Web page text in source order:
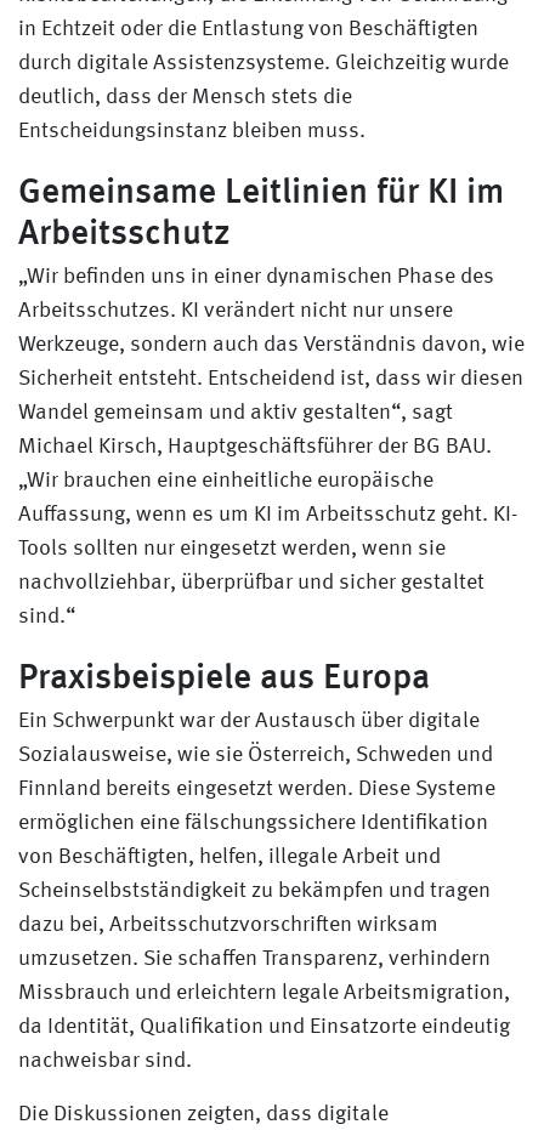
in Echtzeit oder die Entlastung von Beschäftigten
durch digitale Assistenzsysteme. Gleichzeitig wurde
deutlich, dass der Mensch stets die
Entscheidungsinstanz bleiben muss.
Gemeinsame Leitlinien für KI im
Arbeitsschutz
„Wir befinden uns in einer dynamischen Phase des
Arbeitsschutzes. KI verändert nicht nur unsere
Werkzeuge, sondern auch das Verständnis davon, wie
Sicherheit entsteht. Entscheidend ist, dass wir diesen
Wandel gemeinsam und aktiv gestalten“, sagt
Michael Kirsch, Hauptgeschäftsführer der BG BAU.
„Wir brauchen eine einheitliche europäische
Auffassung, wenn es um KI im Arbeitsschutz geht. KI-
Tools sollten nur eingesetzt werden, wenn sie
nachvollziehbar, überprüfbar und sicher gestaltet
sind.“
Praxisbeispiele aus Europa
Ein Schwerpunkt war der Austausch über digitale
Sozialausweise, wie sie Österreich, Schweden und
Finnland bereits eingesetzt werden. Diese Systeme
ermöglichen eine fälschungssichere Identifikation
von Beschäftigten, helfen, illegale Arbeit und
Scheinselbstständigkeit zu bekämpfen und tragen
dazu bei, Arbeitsschutzvorschriften wirksam
umzusetzen. Sie schaffen Transparenz, verhindern
Missbrauch und erleichtern legale Arbeitsmigration,
da Identität, Qualifikation und Einsatzorte eindeutig
nachweisbar sind.
Die Diskussionen zeigten, dass digitale